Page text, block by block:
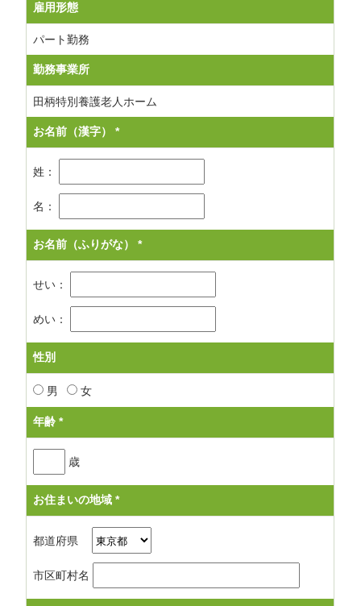
雇用形態
パート勤務
勤務事業所
田柄特別養護老人ホーム
お名前（漢字） *
姓：
名：
お名前（ふりがな） *
せい：
めい：
性別
男 女
年齢 *
歳
お住まいの地域 *
都道府県
市区町村名